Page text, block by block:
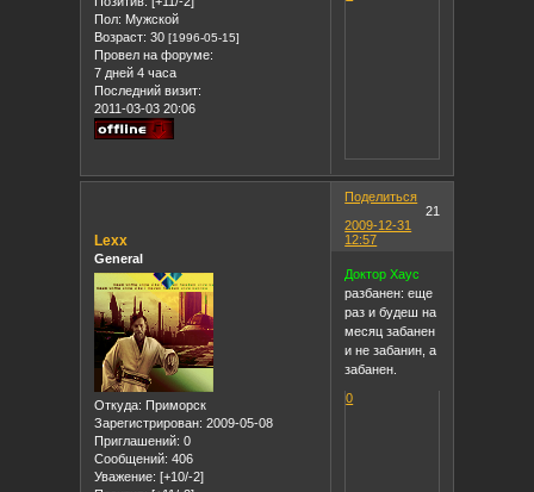
Пол: Мужской
Возраст: 30[1996-05-15]
Провел на форуме:
7 дней 4 часа
Последний визит:
2011-03-03 20:06
Поделиться
21
2009-12-31
12:57
Lexx
General
Откуда: Приморск
Зарегистрирован: 2009-05-08
Приглашений: 0
Сообщений: 406
Уважение: [+10/-2]
Доктор Хаус
разбанен: еще
раз и будеш на
месяц забанен
и не забанин, а
забанен.
0